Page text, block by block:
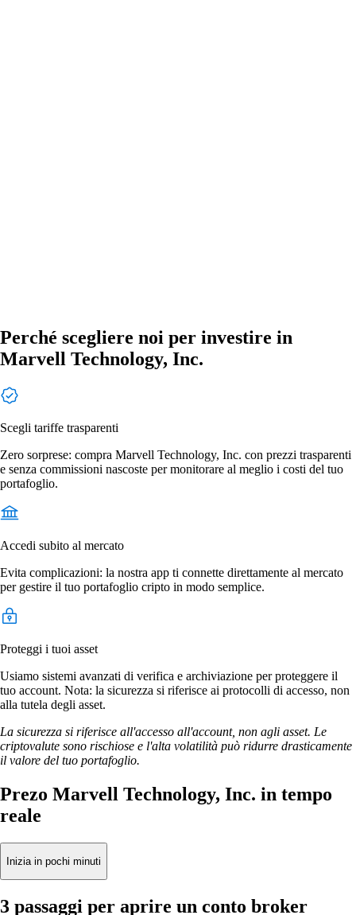
Perché scegliere noi per investire in
Marvell Technology, Inc.
Scegli tariffe trasparenti
Zero sorprese: compra Marvell Technology, Inc. con prezzi trasparenti
e senza commissioni nascoste per monitorare al meglio i costi del tuo
portafoglio.
Accedi subito al mercato
Evita complicazioni: la nostra app ti connette direttamente al mercato
per gestire il tuo portafoglio cripto in modo semplice.
Proteggi i tuoi asset
Usiamo sistemi avanzati di verifica e archiviazione per proteggere il
tuo account. Nota: la sicurezza si riferisce ai protocolli di accesso, non
alla tutela degli asset.
La sicurezza si riferisce all'accesso all'account, non agli asset. Le
criptovalute sono rischiose e l'alta volatilità può ridurre drasticamente
il valore del tuo portafoglio.
Prezo Marvell Technology, Inc. in tempo
reale
Inizia in pochi minuti
3 passaggi per aprire un conto broker